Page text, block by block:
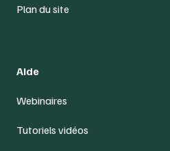
Plan du site
Aide
Webinaires
Tutoriels vidéos